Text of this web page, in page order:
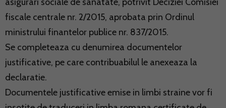
fiscale centrale nr. 2/2015, aprobata prin Ordinul
ministrului finantelor publice nr. 837/2015.
Se completeaza cu denumirea documentelor
justificative, pe care contribuabilul le anexeaza la
declaratie.
Documentele justificative emise in limbi straine vor fi